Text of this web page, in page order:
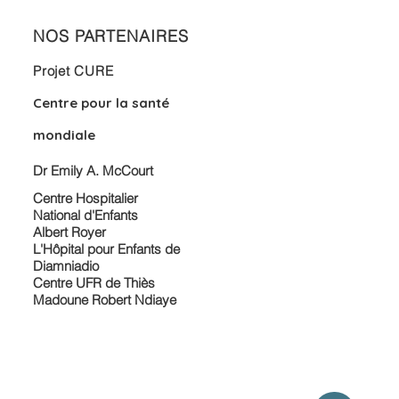
NOS PARTENAIRES
Projet CURE
Centre pour la santé
mondiale
Dr Emily A. McCourt
Centre Hospitalier
National d'Enfants
Albert Royer
L'Hôpital pour Enfants de
Diamniadio
Centre UFR de Thiès
Madoune Robert Ndiaye